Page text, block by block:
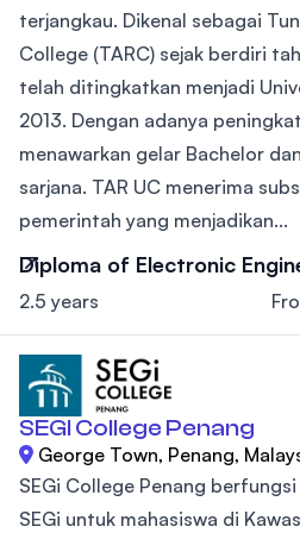
terjangkau. Dikenal sebagai
College (TARC) sejak berdiri
telah ditingkatkan menjadi
2013. Dengan adanya
menawarkan gelar Bachelor
sarjana. TAR UC menerima
pemerintah yang menjadikan...
Diploma of Electronic
2.5 years
SEGI College Penang
George Town, Penang,
SEGi College Penang
SEGi untuk mahasiswa di